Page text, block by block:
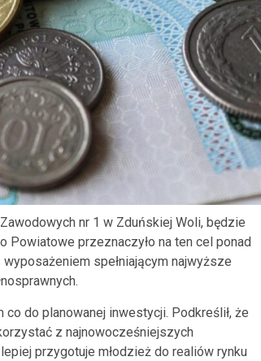
nr 1 w Zduńskiej Woli, będzie
przeznaczyło na ten cel ponad
spełniającym najwyższe
do planowanej inwestycji. Podkreślił, że
z najnowocześniejszych
przygotuje młodzież do realiów rynku